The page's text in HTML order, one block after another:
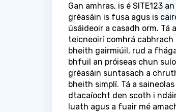
Gan amhras, is é SITE123
gréasáin is fusa agus is
úsáideoir a casadh orm. Tá
teicneoirí comhrá cabhrach
bheith gairmiúil, rud a
bhfuil an próiseas chun
gréasáin suntasach a
bheith simplí. Tá a
dtacaíocht den scoth i
luath agus a fuair mé